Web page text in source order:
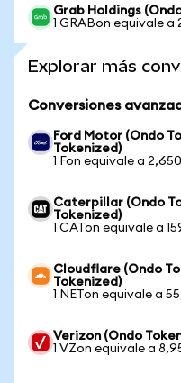
Grab Holdings
1 GRABon equivale a
Explorar más
Conversiones
Ford Motor (Ondo
Tokenized)
1 Fon equivale a
Caterpillar (Ondo
Tokenized)
1 CATon equivale a
Cloudflare (Ondo
Tokenized)
1 NETon equivale a
Verizon (Ondo
1 VZon equivale a